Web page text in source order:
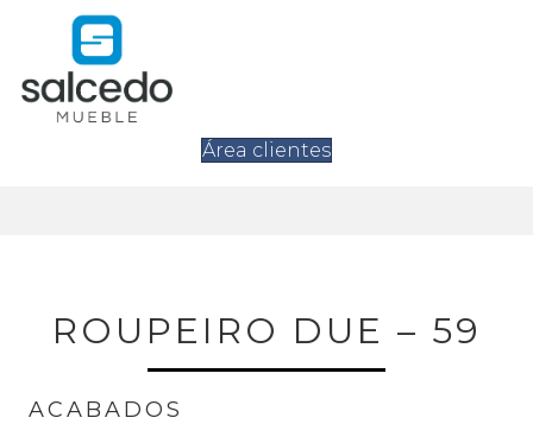
Área clientes
ROUPEIRO DUE – 59
ACABADOS